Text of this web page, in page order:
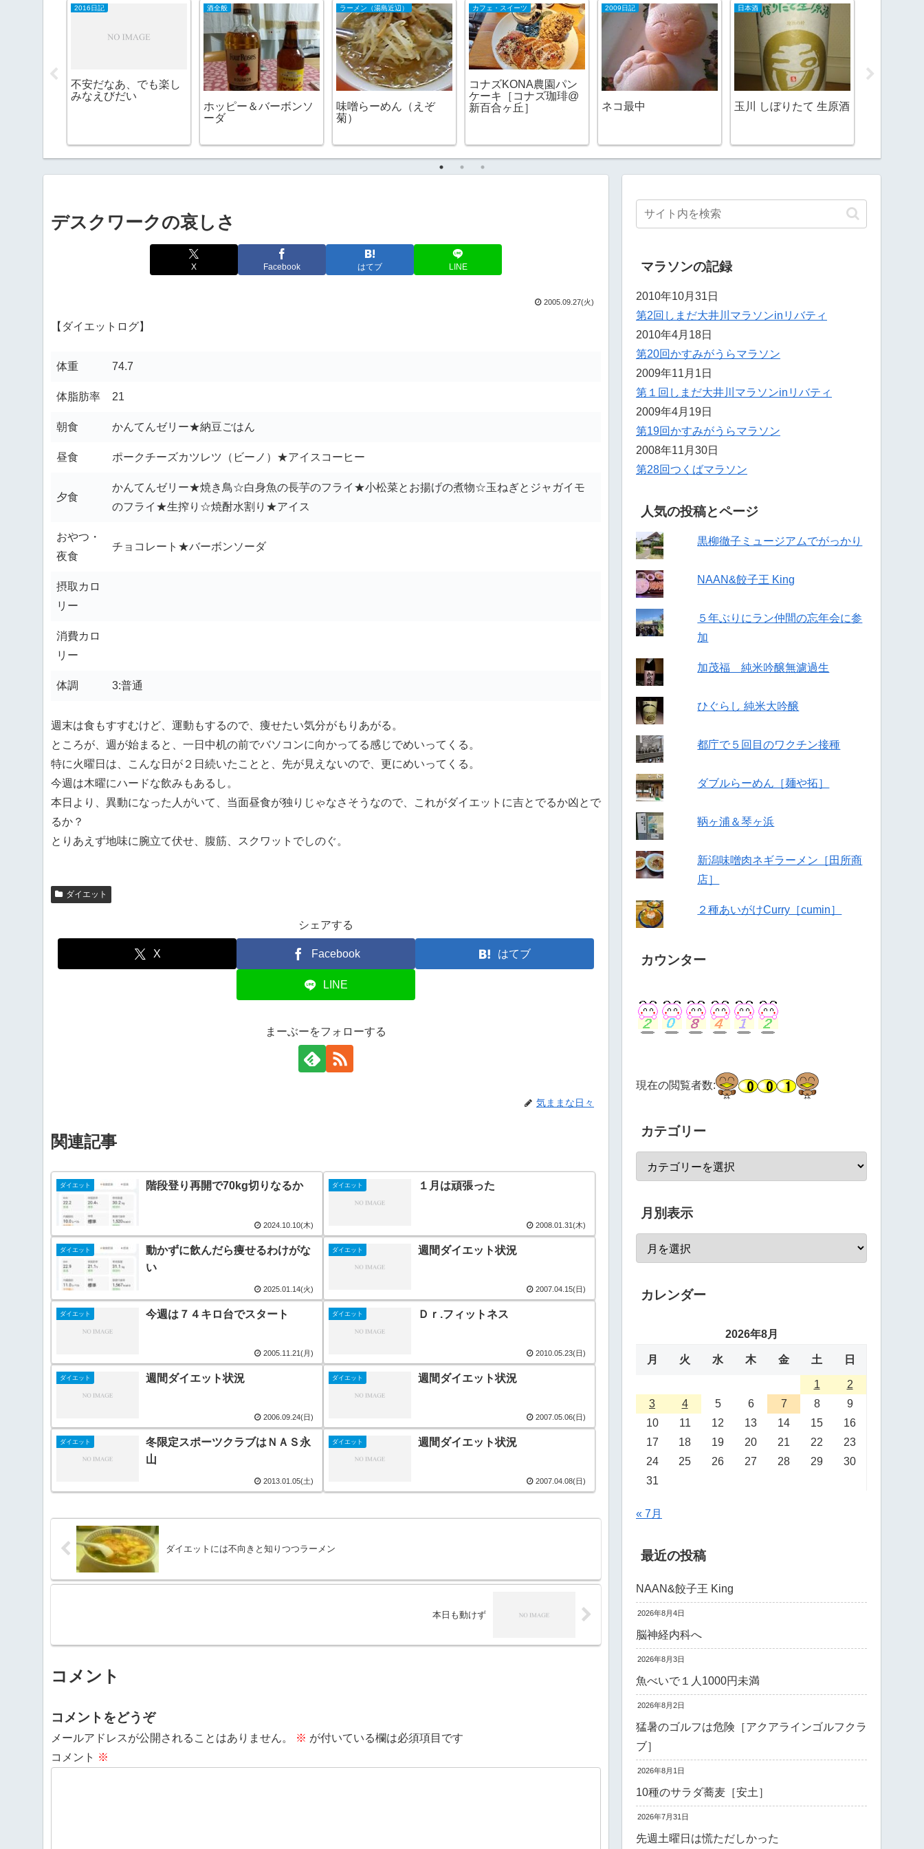
2016日記
不安だなあ、でも楽し
みなえびだい
酒全般
ホッピー＆バーボンソ
ーダ
ラーメン（湯島近辺）
味噌らーめん（えぞ
菊）
カフェ・スイーツ
コナズKONA農園パン
ケーキ［コナズ珈琲@
新百合ヶ丘］
2009日記
ネコ最中
日本酒
玉川 しぼりたて 生原酒
デスクワークの哀しさ
X Facebook はてブ LINE
2005.09.27(火)
【ダイエットログ】
体重 74.7
体脂肪率 21
朝食 かんてんゼリー★納豆ごはん
昼食 ポークチーズカツレツ（ビーノ）★アイスコーヒー
夕食
かんてんゼリー★焼き鳥☆白身魚の長芋のフライ★小松菜とお揚げの煮物☆玉ねぎとジャガイモ
のフライ★生搾り☆焼酎水割り★アイス
おやつ・
夜食
チョコレート★バーボンソーダ
摂取カロ
リー
消費カロ
リー
体調 3:普通
週末は食もすすむけど、運動もするので、痩せたい気分がもりあがる。
ところが、週が始まると、一日中机の前でバソコンに向かってる感じでめいってくる。
特に火曜日は、こんな日が２日続いたことと、先が見えないので、更にめいってくる。
今週は木曜にハードな飲みもあるし。
本日より、異動になった人がいて、当面昼食が独りじゃなさそうなので、これがダイエットに吉とでるか凶とで
るか？
とりあえず地味に腕立て伏せ、腹筋、スクワットでしのぐ。
ダイエット
シェアする
X Facebook はてブ
LINE
まーぶーをフォローする
気ままな日々
関連記事
ダイエット 階段登り再開で70kg切りなるか
2024.10.10(木)
ダイエット １月は頑張った
2008.01.31(木)
ダイエット
動かずに飲んだら痩せるわけがな
い
2025.01.14(火)
ダイエット 週間ダイエット状況
2007.04.15(日)
ダイエット 今週は７４キロ台でスタート
2005.11.21(月)
ダイエット Ｄｒ.フィットネス
2010.05.23(日)
ダイエット 週間ダイエット状況
2006.09.24(日)
ダイエット 週間ダイエット状況
2007.05.06(日)
ダイエット
冬限定スポーツクラブはＮＡＳ永
山
2013.01.05(土)
ダイエット 週間ダイエット状況
2007.04.08(日)
ダイエットには不向きと知りつつラーメン
本日も動けず
コメント
コメントをどうぞ
メールアドレスが公開されることはありません。 ※ が付いている欄は必須項目です
コメント ※
マラソンの記録
2010年10月31日
第2回しまだ大井川マラソンinリバティ
2010年4月18日
第20回かすみがうらマラソン
2009年11月1日
第１回しまだ大井川マラソンinリバティ
2009年4月19日
第19回かすみがうらマラソン
2008年11月30日
第28回つくばマラソン
人気の投稿とページ
黒柳徹子ミュージアムでがっかり
NAAN&餃子王 King
５年ぶりにラン仲間の忘年会に参
加
加茂福 純米吟醸無濾過生
ひぐらし 純米大吟醸
都庁で５回目のワクチン接種
ダブルらーめん［麺や拓］
鞆ヶ浦＆琴ヶ浜
新潟味噌肉ネギラーメン［田所商
店］
２種あいがけCurry［cumin］
カウンター
現在の閲覧者数:
カテゴリー
月別表示
カレンダー
2026年8月
月 火 水 木 金 土 日
1
2
3
4 5 6 7 8
9
10
11 12 13 14 15
16
17
18 19 20 21 22
23
24
25 26 27 28 29
30
31
« 7月
最近の投稿
NAAN&餃子王 King
2026年8月4日
脳神経内科へ
2026年8月3日
魚べいで１人1000円未満
2026年8月2日
猛暑のゴルフは危険［アクアラインゴルフクラ
ブ］
2026年8月1日
10種のサラダ蕎麦［安土］
2026年7月31日
先週土曜日は慌ただしかった